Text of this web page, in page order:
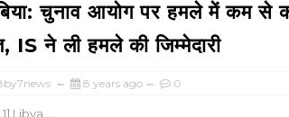
चुनाव आयोग पर हमले में कम से
IS ने ली हमले की जिम्मेदारी
8 years ago 0
Libya ...